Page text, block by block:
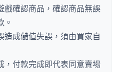
戲確認商品，確認商品無誤
。
造成儲值失誤，須由買家自
，付款完成即代表同意賣場